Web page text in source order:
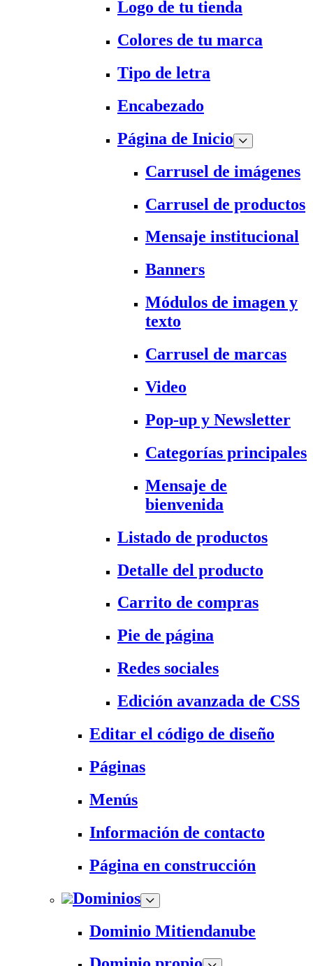
Logo de tu tienda
Colores de tu marca
Tipo de letra
Encabezado
Página de Inicio
Carrusel de imágenes
Carrusel de productos
Mensaje institucional
Banners
Módulos de imagen y
texto
Carrusel de marcas
Video
Pop-up y Newsletter
Categorías principales
Mensaje de
bienvenida
Listado de productos
Detalle del producto
Carrito de compras
Pie de página
Redes sociales
Edición avanzada de CSS
Editar el código de diseño
Páginas
Menús
Información de contacto
Página en construcción
Dominios
Dominio Mitiendanube